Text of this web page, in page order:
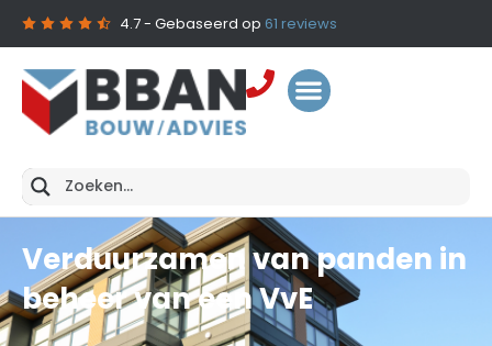
4.7- Gebaseerd op 61 reviews
Verduurzamen van panden in
beheer van een VvE